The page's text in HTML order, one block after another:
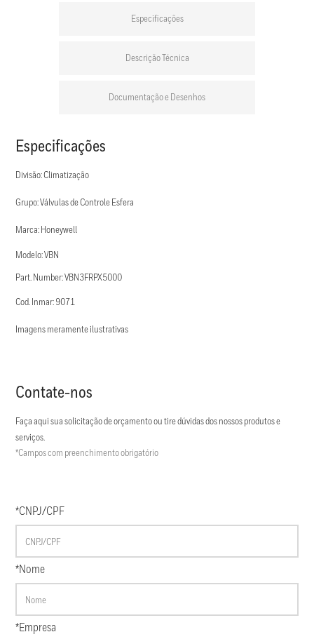
Especificações
Descrição Técnica
Documentação e Desenhos
Especificações
Divisão: Climatização
Grupo: Válvulas de Controle Esfera
Marca: Honeywell
Modelo: VBN
Part. Number: VBN3FRPX5000
Cod. Inmar: 9071
Imagens meramente ilustrativas
Contate-nos
Faça aqui sua solicitação de orçamento ou tire dúvidas dos nossos produtos e
serviços.
*Campos com preenchimento obrigatório
*CNPJ/CPF
*Nome
*Empresa